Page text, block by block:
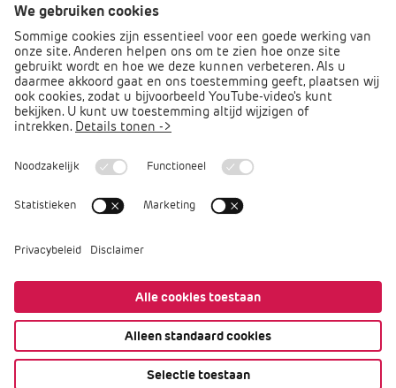
Direct naar
Podcast PO praat
Arbocatalogus PO
Arbomeester